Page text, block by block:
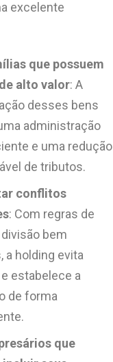
excelente
que possuem
alto valor: A
desses bens
administração
e uma redução
de tributos.
conflitos
: Com regras de
bem
a holding evita
estabelece a
de forma
que